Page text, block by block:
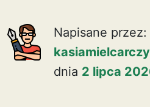
Napisane przez:
dnia 2 lipca